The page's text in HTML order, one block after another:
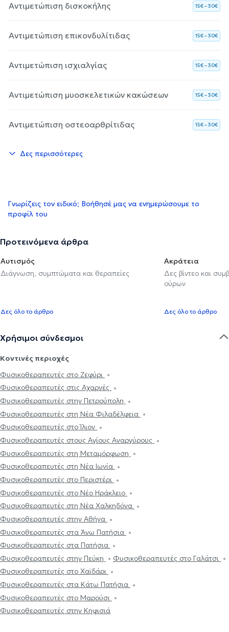
Αντιμετώπιση δισκοκήλης 15€ – 30€
Αντιμετώπιση επικονδυλίτιδας 15€ – 30€
Αντιμετώπιση ισχιαλγίας 15€ – 30€
Αντιμετώπιση μυοσκελετικών κακώσεων 15€ – 30€
Αντιμετώπιση οστεοαρθρίτιδας 15€ – 30€
Δες περισσότερες
Γνωρίζεις τον ειδικό; Βοήθησέ μας να ενημερώσουμε το
προφίλ του
Προτεινόμενα άρθρα
Αυτισμός
Διάγνωση, συμπτώματα και θεραπείες
Δες όλο το άρθρο
Ακράτεια
Δες βίντεο και
ούρων
Δες όλο το άρθρο
Χρήσιμοι σύνδεσμοι
Κοντινές περιοχές
Φυσικοθεραπευτές στο Ζεφύρι
Φυσικοθεραπευτές στις Αχαρνές
Φυσικοθεραπευτές στην Πετρούπολη
Φυσικοθεραπευτές στη Νέα Φιλαδέλφεια
Φυσικοθεραπευτές στο Ίλιον
Φυσικοθεραπευτές στους Αγίους Αναργύρους
Φυσικοθεραπευτές στη Μεταμόρφωση
Φυσικοθεραπευτές στη Νέα Ιωνία
Φυσικοθεραπευτές στο Περιστέρι
Φυσικοθεραπευτές στο Νέο Ηράκλειο
Φυσικοθεραπευτές στη Νέα Χαλκηδόνα
Φυσικοθεραπευτές στην Αθήνα
Φυσικοθεραπευτές στα Άνω Πατήσια
Φυσικοθεραπευτές στα Πατήσια
Φυσικοθεραπευτές στην Πεύκη
Φυσικοθεραπευτές στο Γαλάτσι
Φυσικοθεραπευτές στο Χαϊδάρι
Φυσικοθεραπευτές στα Κάτω Πατήσια
Φυσικοθεραπευτές στο Μαρούσι
Φυσικοθεραπευτές στην Κηφισιά